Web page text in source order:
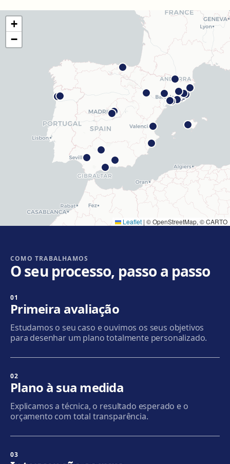
Carrer dels Madrazo, 60-66, Sarrià-Sant Gervasi, 08006
Como chegar Ver clínica
Barcelona Poblenou
Av. Diagonal, 141, Sant Martí, 08018 Barcelona
Como chegarVer clínica
Hospitalet
Rambla Just Oliveras, 63, 08901 L'Hospitalet de
Ver clínica
Como chegarVer clínica
Badalona
Plaça de l'Alcalde Xifré, 14, 08912 Badalona
Como chegar Ver clínica
Sabadell
Como chegarVer clínica
Terrassa
+
−
Leaflet | © OpenStreetMap, © CARTO
COMO TRABALHAMOS
O seu processo, passo a passo
01
Primeira avaliação
Estudamos o seu caso e ouvimos os seus objetivos
para desenhar um plano totalmente personalizado.
02
Plano à sua medida
Explicamos a técnica, o resultado esperado e o
orçamento com total transparência.
03